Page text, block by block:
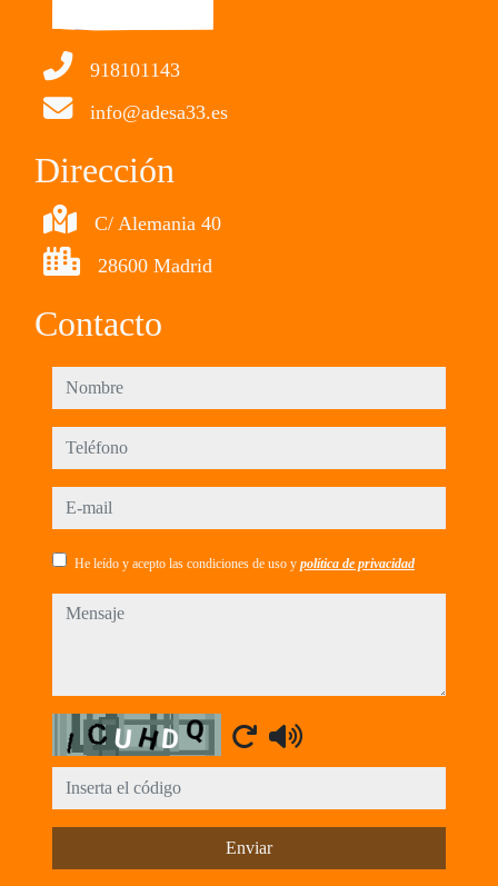
918101143
info@adesa33.es
Dirección
C/ Alemania 40
28600 Madrid
Contacto
nombre
teléfono
e-mail
He leído y acepto las condiciones de uso y política de privacidad
mensaje
Captcha
Enviar